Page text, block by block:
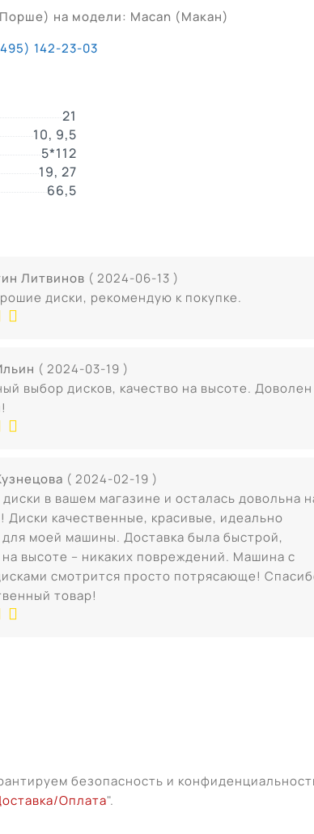
на модели: Macan (Макан)
142-23-03
21
10, 9,5
5*112
19, 27
66,5
Литвинов ( 2024-06-13 )
диски, рекомендую к покупке.
( 2024-03-19 )
выбор дисков, качество на высоте. Доволен
( 2024-02-19 )
диски в вашем магазине и осталась довольна
Диски качественные, красивые, идеально
моей машины. Доставка была быстрой,
на высоте – никаких повреждений. Машина с
смотрится просто потрясающе!
товар!
безопасность и
Оплата".